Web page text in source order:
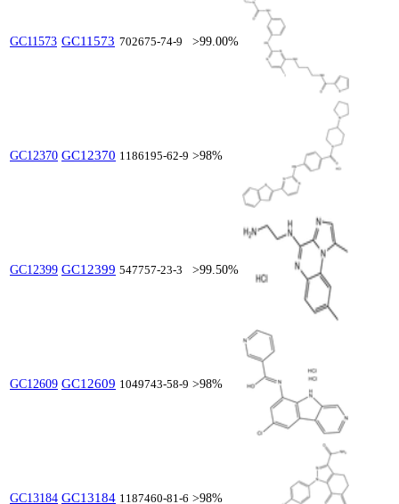
GC11573 GC11573 702675-74-9 >99.00%
GC12370 GC12370 1186195-62-9 >98%
GC12399 GC12399 547757-23-3 >99.50%
GC12609 GC12609 1049743-58-9 >98%
GC13184 GC13184 1187460-81-6 >98%